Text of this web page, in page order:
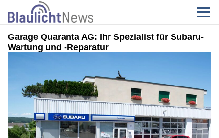
Garage Quaranta AG: Ihr Spezialist für Subaru-
Wartung und -Reparatur